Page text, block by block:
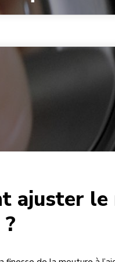
ajuster